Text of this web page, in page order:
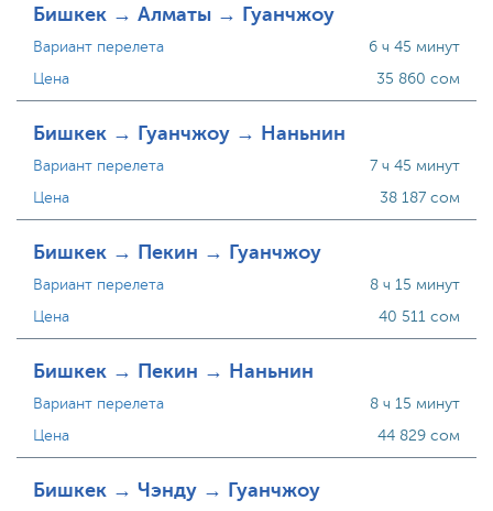
Бишкек → Алматы → Гуанчжоу
Вариант перелета
Цена
6 ч 45 минут
35 860 сом
Бишкек → Гуанчжоу → Наньнин
Вариант перелета
Цена
7 ч 45 минут
38 187 сом
Бишкек → Пекин → Гуанчжоу
Вариант перелета
Цена
8 ч 15 минут
40 511 сом
Бишкек → Пекин → Наньнин
Вариант перелета
Цена
8 ч 15 минут
44 829 сом
Бишкек → Чэнду → Гуанчжоу